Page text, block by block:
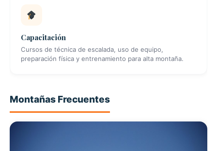
Capacitación
Cursos de técnica de escalada, uso de equipo,
preparación física y entrenamiento para alta montaña.
Montañas Frecuentes